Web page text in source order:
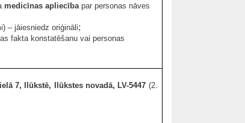
medicīnas apliecība par personas nāves
– jāiesniedz oriģināli;
fakta konstatēšanu vai personas
7, Ilūkstē, Ilūkstes novadā, LV-5447 (2.